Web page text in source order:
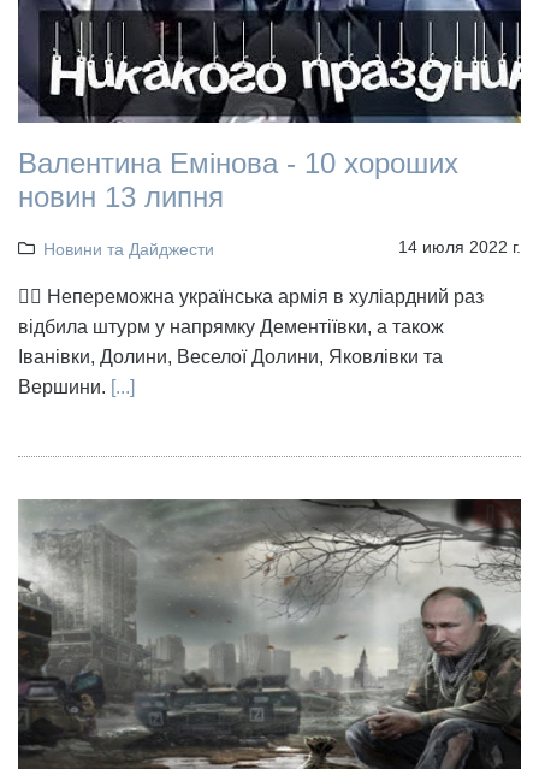
Валентина Емінова - 10 хороших
новин 13 липня
Новини та Дайджести 14 июля 2022 г.
👉🏻 Непереможна українська армія в хуліардний раз
відбила штурм у напрямку Дементіївки, а також
Іванівки, Долини, Веселої Долини, Яковлівки та
Вершини. [...]